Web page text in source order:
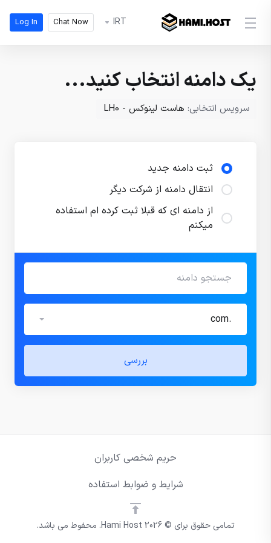
IRT
Chat Now
Log In
یک دامنه انتخاب کنید...
سرویس انتخابی: هاست لینوکس - LH0
ثبت دامنه جدید
انتقال دامنه از شرکت دیگر
از دامنه ای که قبلا ثبت کرده ام استفاده
میکنم
.com
بررسی
تمامی حقوق برای © 2026 Hami Host. محفوط می باشد.
حریم شخصی کاربران
شرایط و ضوابط استفاده